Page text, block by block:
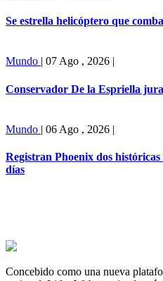
Se estrella helicóptero que
Mundo | 07 Ago , 2026 |
Conservador De la Espriella
Mundo | 06 Ago , 2026 |
Registran Phoenix dos
días
Concebido como una nueva